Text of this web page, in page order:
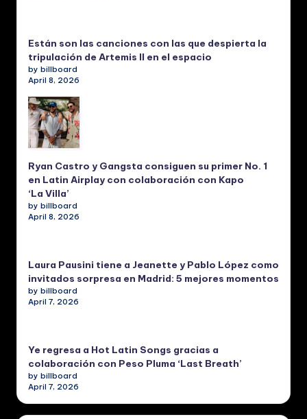
Están son las canciones con las que despierta la
tripulación de Artemis II en el espacio
by billboard
April 8, 2026
Ryan Castro y Gangsta consiguen su primer No. 1
en Latin Airplay con colaboración con Kapo
‘La Villa’
by billboard
April 8, 2026
Laura Pausini tiene a Jeanette y Pablo López como
invitados sorpresa en Madrid: 5 mejores momentos
by billboard
April 7, 2026
Ye regresa a Hot Latin Songs gracias a
colaboración con Peso Pluma ‘Last Breath’
by billboard
April 7, 2026